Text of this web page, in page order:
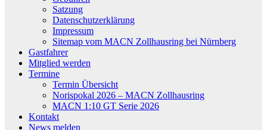
Satzung
Datenschutzerklärung
Impressum
Sitemap vom MACN Zollhausring bei Nürnberg
Gastfahrer
Mitglied werden
Termine
Termin Übersicht
Norispokal 2026 – MACN Zollhausring
MACN 1:10 GT Serie 2026
Kontakt
News melden